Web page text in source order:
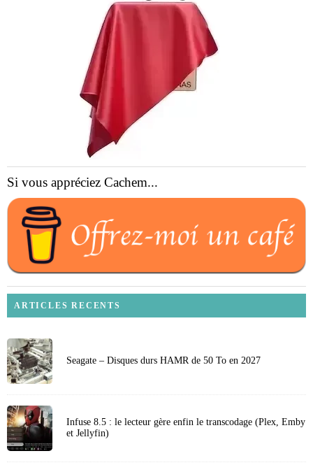
Si vous appréciez Cachem...
ARTICLES RECENTS
Seagate – Disques durs HAMR de 50 To en 2027
Infuse 8.5 : le lecteur gère enfin le transcodage (Plex, Emby
et Jellyfin)